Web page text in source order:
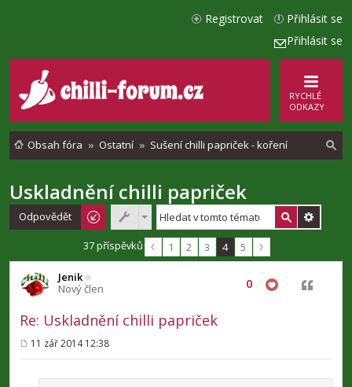
Přihlásit se
Přihlásit se
Registrovat
RYCHLÉ
ODKAZY
Obsah fóra Ostatní Sušení chilli papriček - koření
Uskladnění chilli papriček
Odpovědět
37 příspěvků 1 2 3 4 5
Jenik
Nový člen
Re: Uskladnění chilli papriček
0 Citovat
ř
11 zář 2014 12:38